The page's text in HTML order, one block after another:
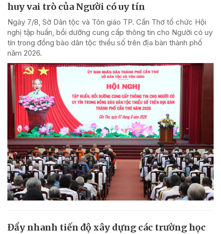
huy vai trò của Người có uy tín
Ngày 7/8, Sở Dân tộc và Tôn giáo TP. Cần Thơ tổ chức Hội
nghị tập huấn, bồi dưỡng cung cấp thông tin cho Người có uy
tín trong đồng bào dân tộc thiểu số trên địa bàn thành phố
năm 2026.
Đẩy nhanh tiến độ xây dựng các trường học